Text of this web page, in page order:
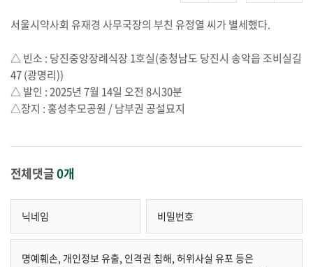
서울시약사회 유재경 사무국장의 부친 유정열 씨가 별세했다.
△ 빈소 : 당진중앙장례식장 1호실(충청남도 당진시 송악읍 조비실길
47 (광명리))
△ 발인 : 2025년 7월 14일 오전 8시30분
△장지 : 홍성추모공원 / 남부권 공설묘지
전체댓글0개